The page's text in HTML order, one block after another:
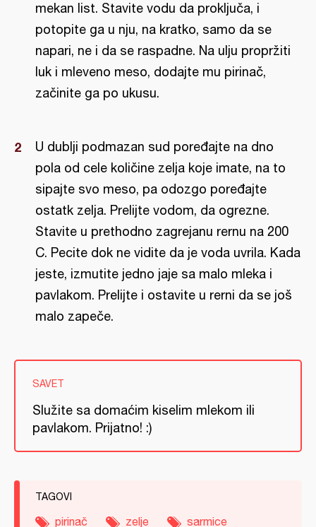
mekan list. Stavite vodu da proključa, i
potopite ga u nju, na kratko, samo da se
napari, ne i da se raspadne. Na ulju propržiti
luk i mleveno meso, dodajte mu pirinač,
začinite ga po ukusu.
U dublji podmazan sud poređajte na dno
pola od cele količine zelja koje imate, na to
sipajte svo meso, pa odozgo poređajte
ostatk zelja. Prelijte vodom, da ogrezne.
Stavite u prethodno zagrejanu rernu na 200
C. Pecite dok ne vidite da je voda uvrila. Kada
jeste, izmutite jedno jaje sa malo mleka i
pavlakom. Prelijte i ostavite u rerni da se još
malo zapeče.
SAVET
Služite sa domaćim kiselim mlekom ili
pavlakom. Prijatno! :)
TAGOVI
pirinač zelje sarmice